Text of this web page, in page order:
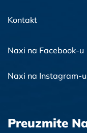
Kontakt
Naxi na Facebook-u
Naxi na Instagram-u
Preuzmite